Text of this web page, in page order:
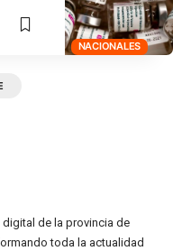
NACIONALES
de la provincia de
toda la actualidad